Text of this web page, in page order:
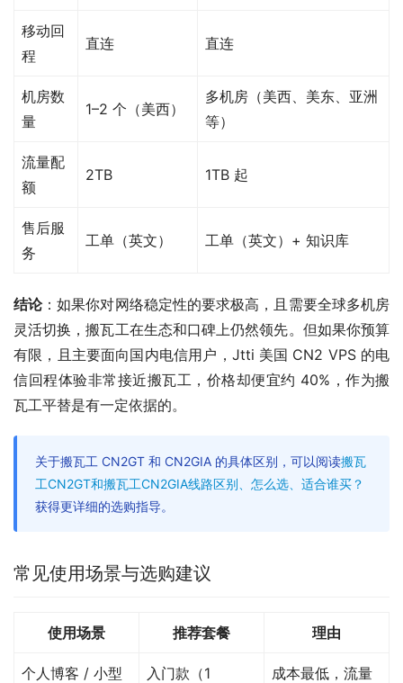
移动回
程
直连 直连
机房数
量
1–2 个（美西）
多机房（美西、美东、亚洲
等）
流量配
额
2TB 1TB 起
售后服
务
工单（英文） 工单（英文）+ 知识库
结论：如果你对网络稳定性的要求极高，且需要全球多机房
灵活切换，搬瓦工在生态和口碑上仍然领先。但如果你预算
有限，且主要面向国内电信用户，Jtti 美国 CN2 VPS 的电
信回程体验非常接近搬瓦工，价格却便宜约 40%，作为搬
瓦工平替是有一定依据的。
关于搬瓦工 CN2GT 和 CN2GIA 的具体区别，可以阅读搬瓦
工CN2GT和搬瓦工CN2GIA线路区别、怎么选、适合谁买？
获得更详细的选购指导。
常见使用场景与选购建议
使用场景 推荐套餐 理由
个人博客 / 小型
入门款（1
成本最低，流量